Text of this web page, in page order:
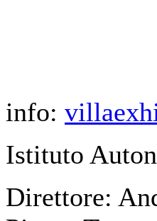
info:
Istituto
Direttore: